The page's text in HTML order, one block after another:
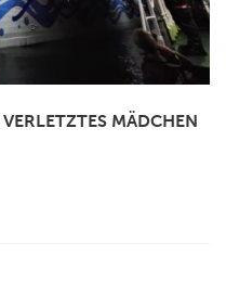
MÄDCHEN